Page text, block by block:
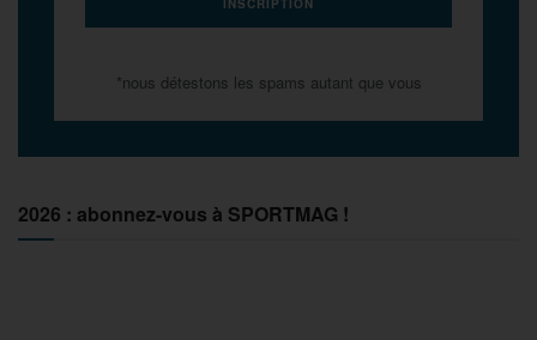
*nous détestons les spams autant que vous
2026 : abonnez-vous à SPORTMAG !